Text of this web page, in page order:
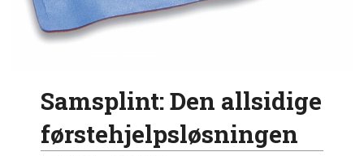
Samsplint: Den allsidige
førstehjelpsløsningen